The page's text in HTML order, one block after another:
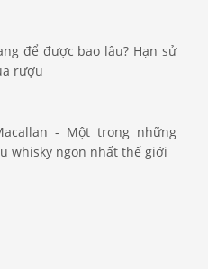
để được bao lâu? Hạn sử
rượu
- Một trong những
whisky ngon nhất thế giới